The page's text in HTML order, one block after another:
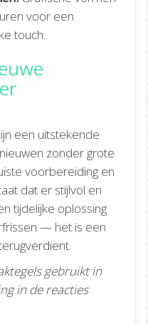
voor een
touch.
een uitstekende
zonder grote
voorbereiding en
dat er stijlvol en
tijdelijke oplossing
— het is een
gebruikt in
in de reacties